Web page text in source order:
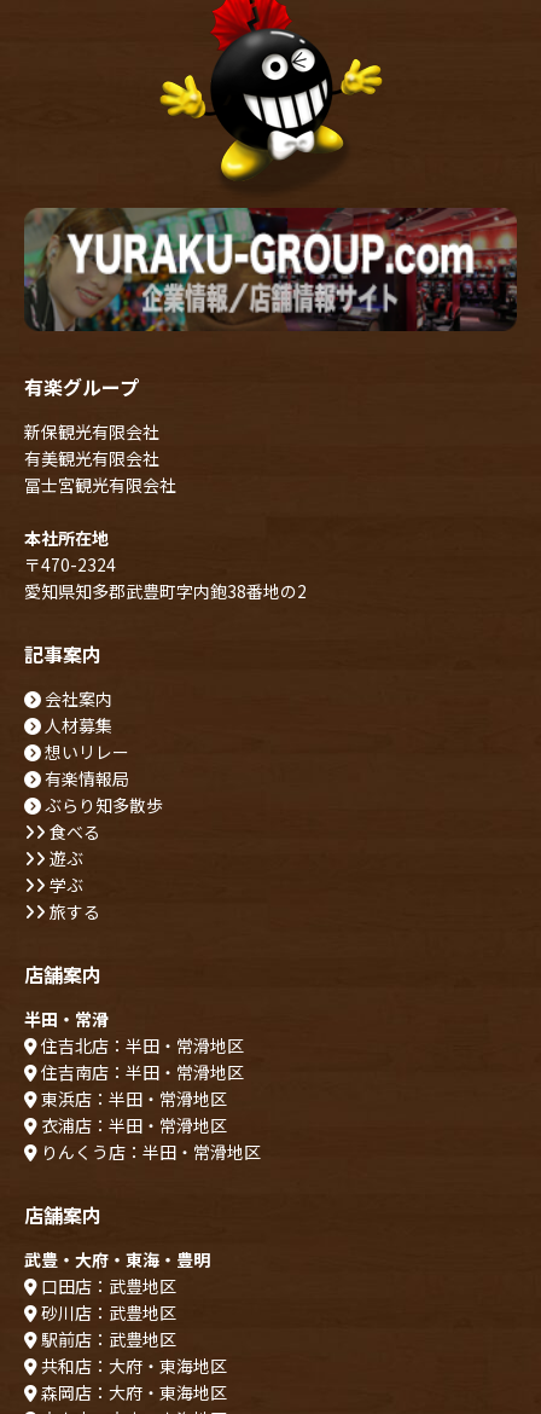
有楽グループ
新保観光有限会社
有美観光有限会社
冨士宮観光有限会社
本社所在地
〒470-2324
愛知県知多郡武豊町字内鉋38番地の2
記事案内
会社案内
人材募集
想いリレー
有楽情報局
ぶらり知多散歩
食べる
遊ぶ
学ぶ
旅する
店舗案内
半田・常滑
住吉北店：半田・常滑地区
住吉南店：半田・常滑地区
東浜店：半田・常滑地区
衣浦店：半田・常滑地区
りんくう店：半田・常滑地区
店舗案内
武豊・大府・東海・豊明
口田店：武豊地区
砂川店：武豊地区
駅前店：武豊地区
共和店：大府・東海地区
森岡店：大府・東海地区